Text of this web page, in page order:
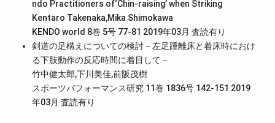
ndo Practitioners of‘Chin-raising’ when Striking
Kentaro Takenaka,Mika Shimokawa
KENDO world 8巻 5号 77-81 2019年03月査読有り
剣道の足構えについての検討－左足踵離床と着床時におけ
る下肢動作の反応時間に着目して－
竹中健太郎,下川美佳,前阪茂樹
スポーツパフォーマンス研究 11巻 1836号 142-151 2019
年03月査読有り